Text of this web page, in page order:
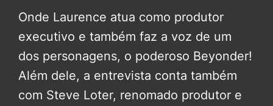
Onde Laurence atua como produtor
executivo e também faz a voz de um
dos personagens, o poderoso Beyonder!
Além dele, a entrevista conta também
com Steve Loter, renomado produtor e